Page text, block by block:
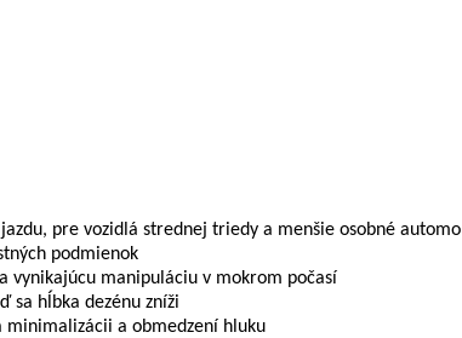
pre vozidlá strednej triedy a menšie osobné
podmienok
vynikajúcu manipuláciu v mokrom počasí
sa hĺbka dezénu zníži
minimalizácii a obmedzení hluku